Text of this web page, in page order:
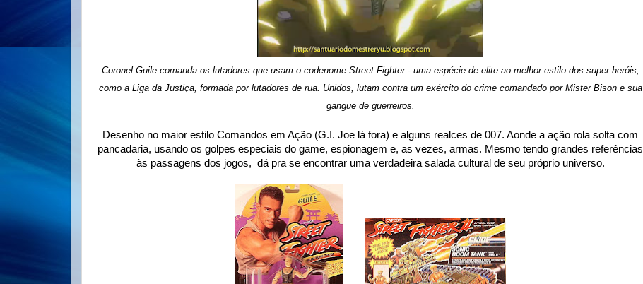
Coronel Guile comanda os lutadores que usam o codenome Street Fighter - uma espécie de elite ao melhor estilo dos super heróis,
como a Liga da Justiça, formada por lutadores de rua. Unidos, lutam contra um exército do crime comandado por Mister Bison e sua
gangue de guerreiros.
Desenho no maior estilo Comandos em Ação (G.I. Joe lá fora) e alguns realces de 007. Aonde a ação rola solta com
pancadaria, usando os golpes especiais do game, espionagem e, as vezes, armas. Mesmo tendo grandes referências
às passagens dos jogos, dá pra se encontrar uma verdadeira salada cultural de seu próprio universo.